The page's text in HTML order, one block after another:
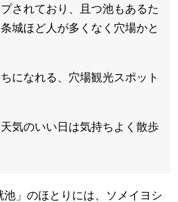
されており、且つ池もあるた
城ほど人が多くなく穴場かと
になれる、穴場観光スポット
気のいい日は気持ちよく散歩
」のほとりには、ソメイヨシ